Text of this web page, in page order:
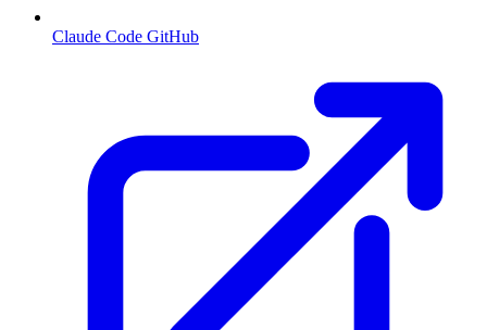
Claude Code GitHub